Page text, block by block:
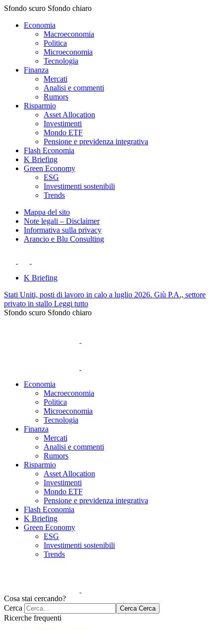
Sfondo scuro Sfondo chiaro
Economia
Macroeconomia
Politica
Microeconomia
Tecnologia
Finanza
Mercati
Analisi e commenti
Rumors
Risparmio
Asset Allocation
Investimenti
Mondo ETF
Pensione e previdenza integrativa
Flash Economia
K Briefing
Green Economy
ESG
Investimenti sostenibili
Trends
Mappa del sito
Note legali – Disclaimer
Informativa sulla privacy
Arancio e Blu Consulting
K Briefing
Stati Uniti, posti di lavoro in calo a luglio 2026. Giù P.A., settore
privato in stallo Leggi tutto
Sfondo scuro Sfondo chiaro
Economia
Macroeconomia
Politica
Microeconomia
Tecnologia
Finanza
Mercati
Analisi e commenti
Rumors
Risparmio
Asset Allocation
Investimenti
Mondo ETF
Pensione e previdenza integrativa
Flash Economia
K Briefing
Green Economy
ESG
Investimenti sostenibili
Trends
Cosa stai cercando?
Cerca
Cerca Cerca
Ricerche frequenti